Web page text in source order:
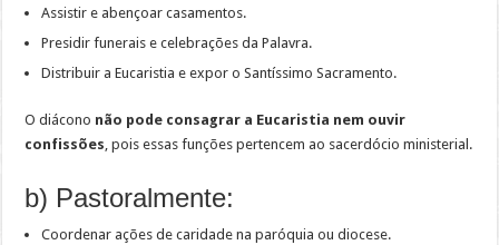
Assistir e abençoar casamentos.
Presidir funerais e celebrações da Palavra.
Distribuir a Eucaristia e expor o Santíssimo Sacramento.
O diácono não pode consagrar a Eucaristia nem ouvir
confissões, pois essas funções pertencem ao sacerdócio ministerial.
b) Pastoralmente:
Coordenar ações de caridade na paróquia ou diocese.